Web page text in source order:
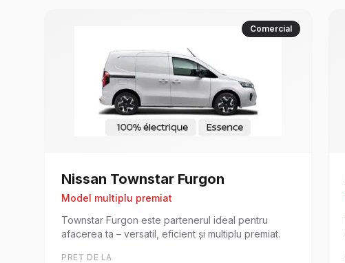
Comercial
Nissan Townstar Furgon
Model multiplu premiat
Townstar Furgon este partenerul ideal pentru
afacerea ta – versatil, eficient și multiplu premiat.
PREȚ DE LA